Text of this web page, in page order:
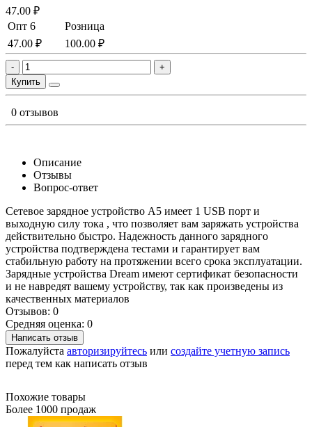
47.00 ₽
Опт 6
Розница
47.00 ₽
100.00 ₽
-
+
Купить
0 отзывов
Описание
Отзывы
Вопрос-ответ
Сетевое зарядное устройство А5 имеет 1 USB порт и
выходную силу тока , что позволяет вам заряжать устройства
действительно быстро. Надежность данного зарядного
устройства подтверждена тестами и гарантирует вам
стабильную работу на протяжении всего срока эксплуатации.
Зарядные устройства Dream имеют сертификат безопасности
и не навредят вашему устройству, так как произведены из
качественных материалов
Отзывов: 0
Средняя оценка: 0
Написать отзыв
Пожалуйста авторизируйтесь или создайте учетную запись
перед тем как написать отзыв
Похожие товары
Более 1000 продаж